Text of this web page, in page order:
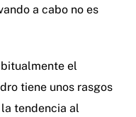
a cabo no es
el
tiene unos rasgos
tendencia al